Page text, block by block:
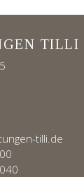
TILLI
tilli.de